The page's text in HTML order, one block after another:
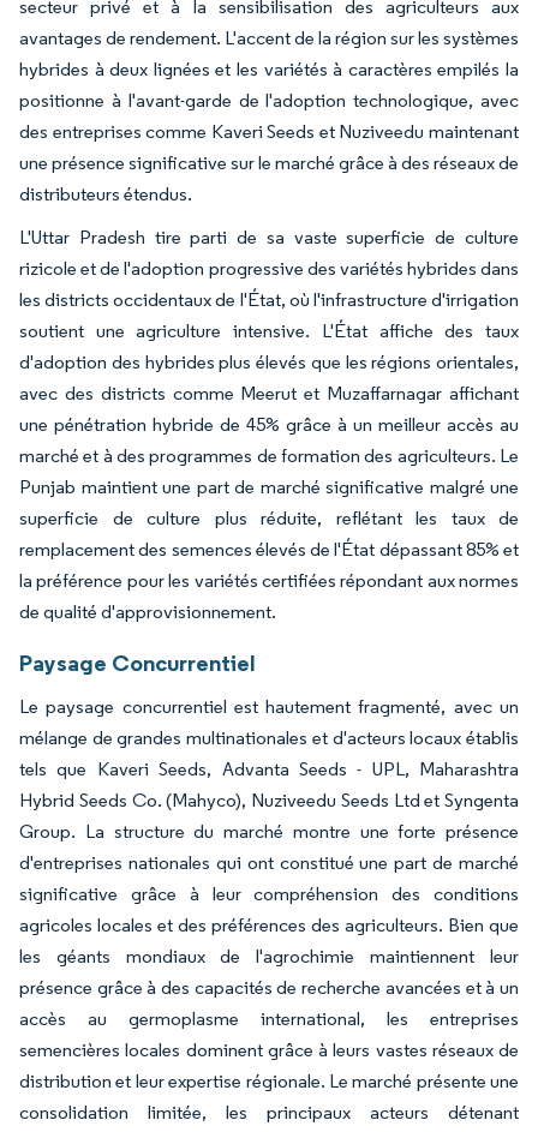
secteur privé et à la sensibilisation des agriculteurs aux
avantages de rendement. L'accent de la région sur les systèmes
hybrides à deux lignées et les variétés à caractères empilés la
positionne à l'avant-garde de l'adoption technologique, avec
des entreprises comme Kaveri Seeds et Nuziveedu maintenant
une présence significative sur le marché grâce à des réseaux de
distributeurs étendus.
L'Uttar Pradesh tire parti de sa vaste superficie de culture
rizicole et de l'adoption progressive des variétés hybrides dans
les districts occidentaux de l'État, où l'infrastructure d'irrigation
soutient une agriculture intensive. L'État affiche des taux
d'adoption des hybrides plus élevés que les régions orientales,
avec des districts comme Meerut et Muzaffarnagar affichant
une pénétration hybride de 45% grâce à un meilleur accès au
marché et à des programmes de formation des agriculteurs. Le
Punjab maintient une part de marché significative malgré une
superficie de culture plus réduite, reflétant les taux de
remplacement des semences élevés de l'État dépassant 85% et
la préférence pour les variétés certifiées répondant aux normes
de qualité d'approvisionnement.
Paysage Concurrentiel
Le paysage concurrentiel est hautement fragmenté, avec un
mélange de grandes multinationales et d'acteurs locaux établis
tels que Kaveri Seeds, Advanta Seeds - UPL, Maharashtra
Hybrid Seeds Co. (Mahyco), Nuziveedu Seeds Ltd et Syngenta
Group. La structure du marché montre une forte présence
d'entreprises nationales qui ont constitué une part de marché
significative grâce à leur compréhension des conditions
agricoles locales et des préférences des agriculteurs. Bien que
les géants mondiaux de l'agrochimie maintiennent leur
présence grâce à des capacités de recherche avancées et à un
accès au germoplasme international, les entreprises
semencières locales dominent grâce à leurs vastes réseaux de
distribution et leur expertise régionale. Le marché présente une
consolidation limitée, les principaux acteurs détenant